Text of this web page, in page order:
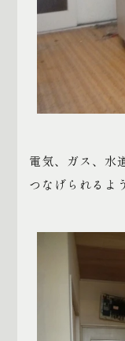
電気、ガス、水
つなげられるよ